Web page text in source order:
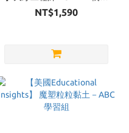
牆
NT$1,590